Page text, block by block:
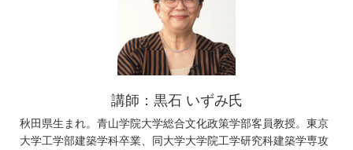
講師：黒石 いずみ氏
秋田県生まれ。青山学院大学総合文化政策学部客員教授。東京
大学工学部建築学科卒業、同大学大学院工学研究科建築学専攻